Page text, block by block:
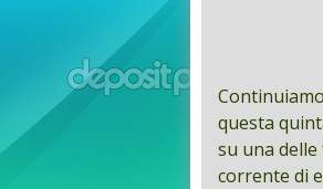
questa
su una
corrente di